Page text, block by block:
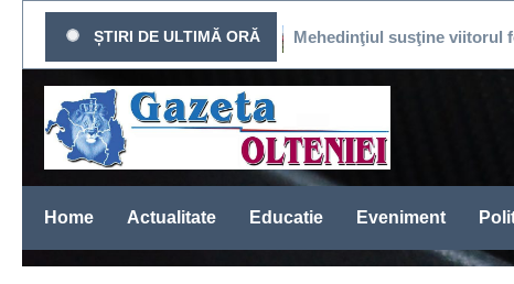
Sari
conținut
ȘTIRI DE ULTIMĂ ORĂ
DE PRESĂ Mehedinţiul susţine viitorul fotbalului
Home Actualitate Educatie Eveniment